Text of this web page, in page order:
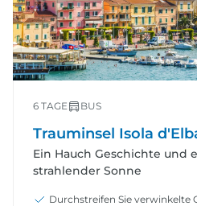
6 TAGE BUS
Trauminsel Isola
Ein Hauch Geschichte und
strahlender Sonne
Durchstreifen Sie verwinkelte